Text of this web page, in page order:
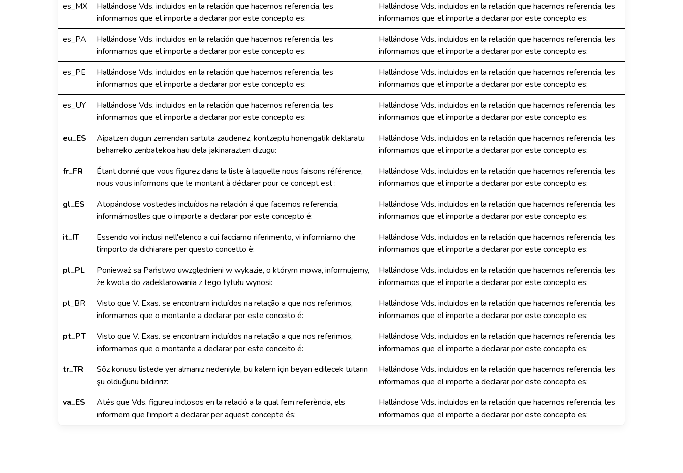
es_MX
Hallándose Vds. incluidos en la relación que hacemos referencia, les
informamos que el importe a declarar por este concepto es:
Hallándose Vds. incluidos en la relación que hacemos referencia, les
informamos que el importe a declarar por este concepto es:
es_PA
Hallándose Vds. incluidos en la relación que hacemos referencia, les
informamos que el importe a declarar por este concepto es:
Hallándose Vds. incluidos en la relación que hacemos referencia, les
informamos que el importe a declarar por este concepto es:
es_PE
Hallándose Vds. incluidos en la relación que hacemos referencia, les
informamos que el importe a declarar por este concepto es:
Hallándose Vds. incluidos en la relación que hacemos referencia, les
informamos que el importe a declarar por este concepto es:
es_UY
Hallándose Vds. incluidos en la relación que hacemos referencia, les
informamos que el importe a declarar por este concepto es:
Hallándose Vds. incluidos en la relación que hacemos referencia, les
informamos que el importe a declarar por este concepto es:
eu_ES
Aipatzen dugun zerrendan sartuta zaudenez, kontzeptu honengatik deklaratu
beharreko zenbatekoa hau dela jakinarazten dizugu:
Hallándose Vds. incluidos en la relación que hacemos referencia, les
informamos que el importe a declarar por este concepto es:
fr_FR
Étant donné que vous figurez dans la liste à laquelle nous faisons référence,
nous vous informons que le montant à déclarer pour ce concept est :
Hallándose Vds. incluidos en la relación que hacemos referencia, les
informamos que el importe a declarar por este concepto es:
gl_ES
Atopándose vostedes incluídos na relación á que facemos referencia,
informámoslles que o importe a declarar por este concepto é:
Hallándose Vds. incluidos en la relación que hacemos referencia, les
informamos que el importe a declarar por este concepto es:
it_IT
Essendo voi inclusi nell'elenco a cui facciamo riferimento, vi informiamo che
l'importo da dichiarare per questo concetto è:
Hallándose Vds. incluidos en la relación que hacemos referencia, les
informamos que el importe a declarar por este concepto es:
pl_PL
Ponieważ są Państwo uwzględnieni w wykazie, o którym mowa, informujemy,
że kwota do zadeklarowania z tego tytułu wynosi:
Hallándose Vds. incluidos en la relación que hacemos referencia, les
informamos que el importe a declarar por este concepto es:
pt_BR
Visto que V. Exas. se encontram incluídos na relação a que nos referimos,
informamos que o montante a declarar por este conceito é:
Hallándose Vds. incluidos en la relación que hacemos referencia, les
informamos que el importe a declarar por este concepto es:
pt_PT
Visto que V. Exas. se encontram incluídos na relação a que nos referimos,
informamos que o montante a declarar por este conceito é:
Hallándose Vds. incluidos en la relación que hacemos referencia, les
informamos que el importe a declarar por este concepto es:
tr_TR
Söz konusu listede yer almanız nedeniyle, bu kalem için beyan edilecek tutarın
şu olduğunu bildiririz:
Hallándose Vds. incluidos en la relación que hacemos referencia, les
informamos que el importe a declarar por este concepto es:
va_ES
Atés que Vds. figureu inclosos en la relació a la qual fem referència, els
informem que l'import a declarar per aquest concepte és:
Hallándose Vds. incluidos en la relación que hacemos referencia, les
informamos que el importe a declarar por este concepto es: